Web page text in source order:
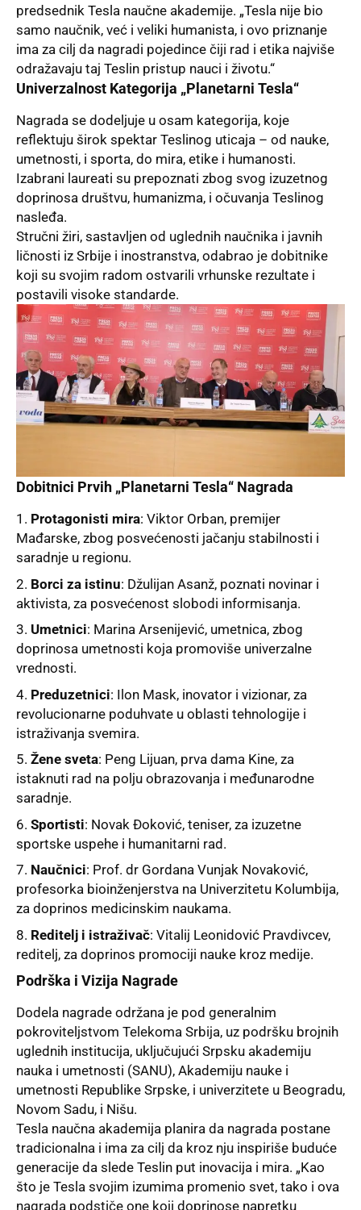
predsednik Tesla naučne akademije. „Tesla nije bio
samo naučnik, već i veliki humanista, i ovo priznanje
ima za cilj da nagradi pojedince čiji rad i etika najviše
odražavaju taj Teslin pristup nauci i životu.“
Univerzalnost Kategorija „Planetarni Tesla“
Nagrada se dodeljuje u osam kategorija, koje
reflektuju širok spektar Teslinog uticaja – od nauke,
umetnosti, i sporta, do mira, etike i humanosti.
Izabrani laureati su prepoznati zbog svog izuzetnog
doprinosa društvu, humanizma, i očuvanja Teslinog
nasleđa.
Stručni žiri, sastavljen od uglednih naučnika i javnih
ličnosti iz Srbije i inostranstva, odabrao je dobitnike
koji su svojim radom ostvarili vrhunske rezultate i
postavili visoke standarde.
Dobitnici Prvih „Planetarni Tesla“ Nagrada
Protagonisti mira: Viktor Orban, premijer
Mađarske, zbog posvećenosti jačanju stabilnosti i
saradnje u regionu.
Borci za istinu: Džulijan Asanž, poznati novinar i
aktivista, za posvećenost slobodi informisanja.
Umetnici: Marina Arsenijević, umetnica, zbog
doprinosa umetnosti koja promoviše univerzalne
vrednosti.
Preduzetnici: Ilon Mask, inovator i vizionar, za
revolucionarne poduhvate u oblasti tehnologije i
istraživanja svemira.
Žene sveta: Peng Lijuan, prva dama Kine, za
istaknuti rad na polju obrazovanja i međunarodne
saradnje.
Sportisti: Novak Đoković, teniser, za izuzetne
sportske uspehe i humanitarni rad.
Naučnici: Prof. dr Gordana Vunjak Novaković,
profesorka bioinženjerstva na Univerzitetu Kolumbija,
za doprinos medicinskim naukama.
Reditelj i istraživač: Vitalij Leonidović Pravdivcev,
reditelj, za doprinos promociji nauke kroz medije.
Podrška i Vizija Nagrade
Dodela nagrade održana je pod generalnim
pokroviteljstvom Telekoma Srbija, uz podršku brojnih
uglednih institucija, uključujući Srpsku akademiju
nauka i umetnosti (SANU), Akademiju nauke i
umetnosti Republike Srpske, i univerzitete u Beogradu,
Novom Sadu, i Nišu.
Tesla naučna akademija planira da nagrada postane
tradicionalna i ima za cilj da kroz nju inspiriše buduće
generacije da slede Teslin put inovacija i mira. „Kao
što je Tesla svojim izumima promenio svet, tako i ova
nagrada podstiče one koji doprinose napretku